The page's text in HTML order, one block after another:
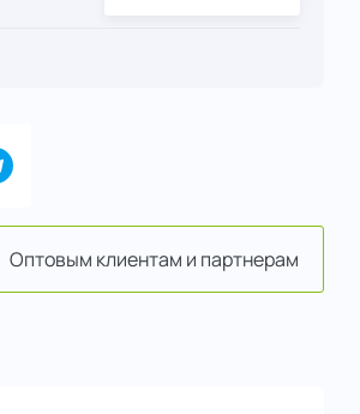
Оптовым клиентам и партнерам